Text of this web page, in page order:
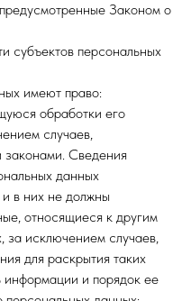
Законом о
субъектов персональных
имеют право:
обработки его
случаев,
Сведения
данных
в них не должны
относящиеся к другим
за исключением случаев,
для раскрытия таких
и порядок ее